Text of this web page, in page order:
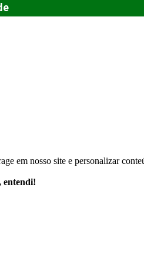
em nosso site e personalizar
entendi!